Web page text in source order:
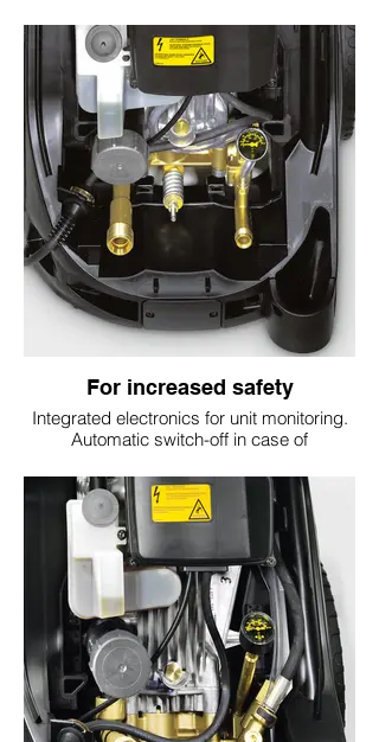
For increased safety
Integrated electronics for unit monitoring.
Automatic switch-off in case of
in case of leaks or phase failure.